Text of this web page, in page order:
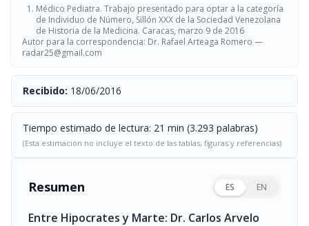
Médico Pediatra. Trabajo presentado para optar a la categoría
de Individuo de Número, Sillón XXX de la Sociedad Venezolana
de Historia de la Medicina. Caracas, marzo 9 de 2016
Autor para la correspondencia: Dr. Rafael Arteaga Romero —
radar25@gmail.com
Recibido: 18/06/2016
Tiempo estimado de lectura: 21 min (3.293 palabras)
(Esta estimación no incluye el texto de las tablas, figuras y referencias)
Resumen ES EN
Entre Hipocrates y Marte: Dr. Carlos Arvelo